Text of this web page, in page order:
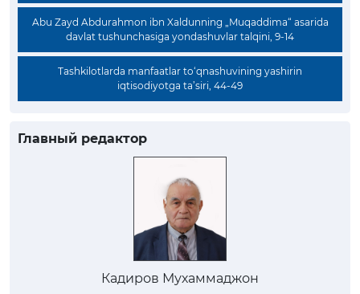
Abu Zayd Abdurahmon ibn Xaldunning „Muqaddima“ asarida
davlat tushunchasiga yondashuvlar talqini, 9-14
Tashkilotlarda manfaatlar to‘qnashuvining yashirin
iqtisodiyotga ta’siri, 44-49
Главный редактор
Кадиров Мухаммаджон